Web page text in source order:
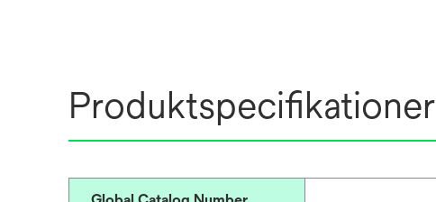
Produktspecifikationer